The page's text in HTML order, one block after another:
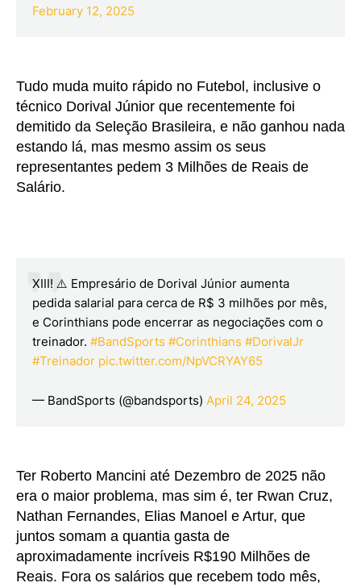
February 12, 2025
Tudo muda muito rápido no Futebol, inclusive o
técnico Dorival Júnior que recentemente foi
demitido da Seleção Brasileira, e não ganhou nada
estando lá, mas mesmo assim os seus
representantes pedem 3 Milhões de Reais de
Salário.
XIII! ⚠️ Empresário de Dorival Júnior aumenta
pedida salarial para cerca de R$ 3 milhões por mês,
e Corinthians pode encerrar as negociações com o
treinador. #BandSports #Corinthians #DorivalJr
#Treinador pic.twitter.com/NpVCRYAY65
— BandSports (@bandsports) April 24, 2025
Ter Roberto Mancini até Dezembro de 2025 não
era o maior problema, mas sim é, ter Rwan Cruz,
Nathan Fernandes, Elias Manoel e Artur, que
juntos somam a quantia gasta de
aproximadamente incríveis R$190 Milhões de
Reais. Fora os salários que recebem todo mês,